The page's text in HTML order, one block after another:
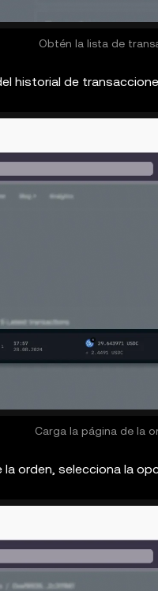
Obtén la lista de
historial de
Carga la página de la
la orden, selecciona la